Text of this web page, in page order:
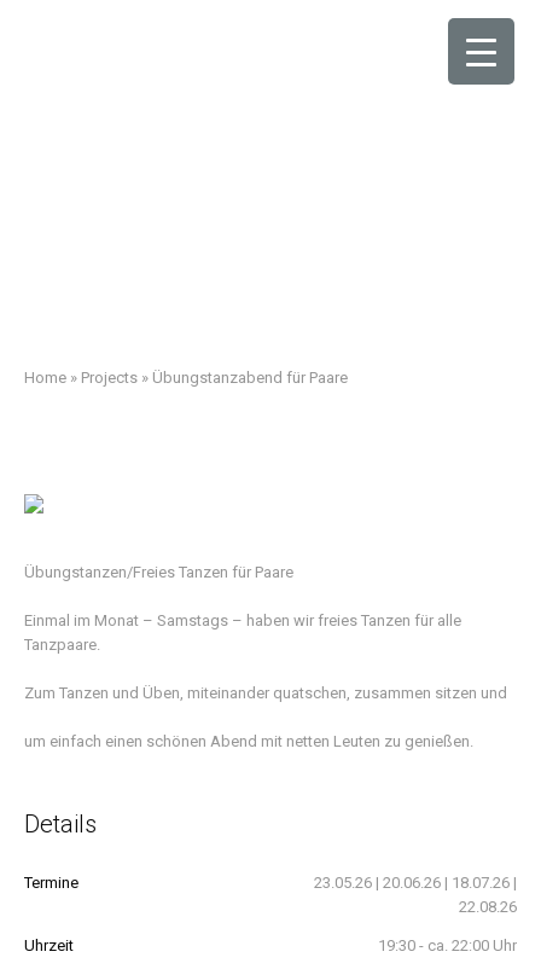
Home » Projects » Übungstanzabend für Paare
Übungstanzen/Freies Tanzen für Paare
Einmal im Monat – Samstags – haben wir freies Tanzen für alle
Tanzpaare.
Zum Tanzen und Üben, miteinander quatschen, zusammen sitzen und
um einfach einen schönen Abend mit netten Leuten zu genießen.
Details
Termine
23.05.26 | 20.06.26 | 18.07.26 |
22.08.26
Uhrzeit 19:30 - ca. 22:00 Uhr